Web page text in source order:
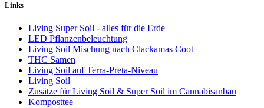
Links
Living Super Soil - alles für die Erde
LED Pflanzenbeleuchtung
Living Soil Mischung nach Clackamas Coot
THC Samen
Living Soil auf Terra-Preta-Niveau
Living Soil
Zusätze für Living Soil & Super Soil im Cannabisanbau
Komposttee